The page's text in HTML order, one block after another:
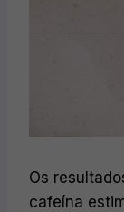
Os
cafeína